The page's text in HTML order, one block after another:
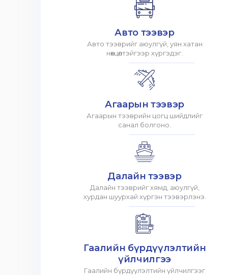
Авто тээвэр
Авто тээврийг аюулгүй, уян хатан
нөхцөлтэйгээр хүргэдэг.
Агаарын тээвэр
Агаарын тээврийн цогц шийдлийг
санал болгоно.
Далайн тээвэр
Далайн тээврийг хямд, аюулгүй,
хурдан шуурхай хүргэн тээвэрлэнэ.
Гаалийн бүрдүүлэлтийн
үйлчилгээ
Гаалийн бүрдүүлэлтийн үйлчилгээг